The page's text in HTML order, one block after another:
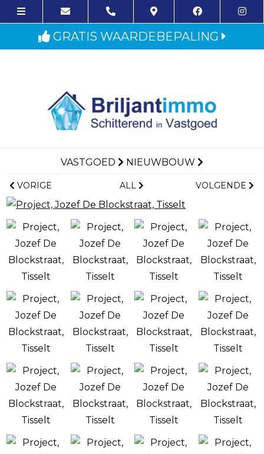
GRATIS WAARDEBEPALING
VASTGOED NIEUWBOUW
VORIGE ALL VOLGENDE